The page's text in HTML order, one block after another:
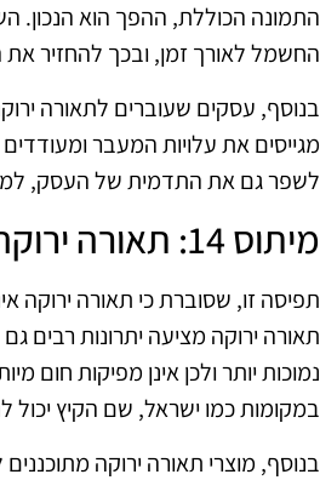
התמונה הכוללת, ההפך הוא הנכון.
החשמל לאורך זמן, ובכך להחזיר
בנוסף, עסקים שעוברים לתאורה
מגייסים את עלויות המעבר
לשפר גם את התדמית של העסק,
מיתוס 14: תאורה ירוקה לא מתאימה לאקלים הישראלי
תפיסה זו, שסוברת כי תאורה
נמוכות יותר ולכן אינן מפיקות חום
במקומות כמו ישראל, שם הקיץ יכול
בנוסף, מוצרי תאורה ירוקה